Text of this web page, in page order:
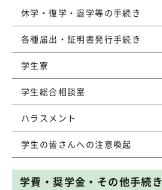
休学・復学・退学等の手続き
各種届出・証明書発行手続き
学生寮
学生総合相談室
ハラスメント
学生の皆さんへの注意喚起
学費・奨学金・その他手続き